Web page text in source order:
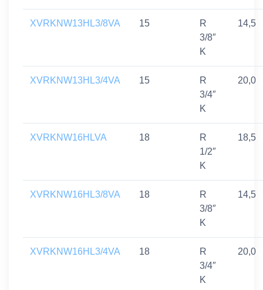
XVRKNW13HL3/8VA 15
R
3/8″
K
14,5
XVRKNW13HL3/4VA 15
R
3/4″
K
20,0
XVRKNW16HLVA 18
R
1/2″
K
18,5
XVRKNW16HL3/8VA 18
R
3/8″
K
14,5
XVRKNW16HL3/4VA 18
R
3/4″
K
20,0